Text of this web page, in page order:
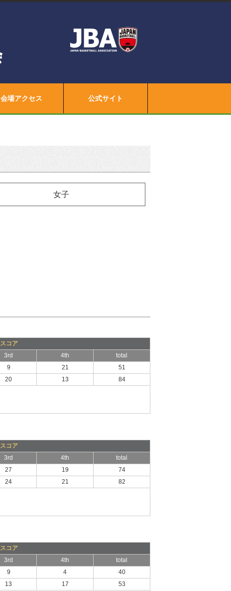
会場アクセス 公式サイト
女子
スコア
3rd 4th total
9 21
51
20 13 84
スコア
3rd 4th total
27 19
74
24 21 82
スコア
3rd 4th total
9 4
40
13 17 53